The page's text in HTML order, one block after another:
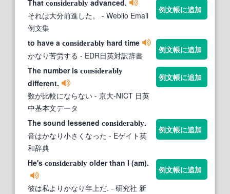
That considerably advanced.
それは大分前進した。
- Weblio Email
例文集
例文帳に追加
to have a considerably hard time
かなり苦労する - EDR日英対訳辞書
例文帳に追加
The number is considerably
different.
数が比較にならない - 京大-NICT 日英
中基本文データ
例文帳に追加
The sound lessened considerably.
音はかなり小さくなった - Eゲイト英
和辞典
例文帳に追加
He's considerably older than I (am).
彼は私よりかなり年上だ. - 研究社 新
例文帳に追加